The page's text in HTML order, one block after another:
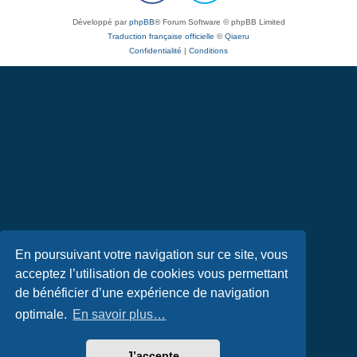
En poursuivant votre navigation sur ce site, vous
acceptez l’utilisation de cookies vous permettant
de bénéficier d’une expérience de navigation
optimale. En savoir plus…
Développé parphpBB® Forum Software © phpBB Limited
Traduction française officielle ©Qiaeru
Confidentialité | Conditions